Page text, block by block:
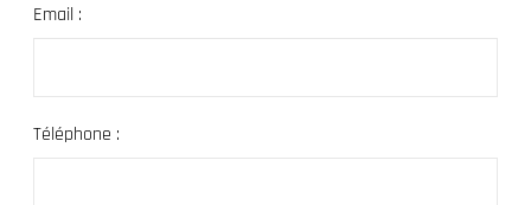
Email :
Téléphone :